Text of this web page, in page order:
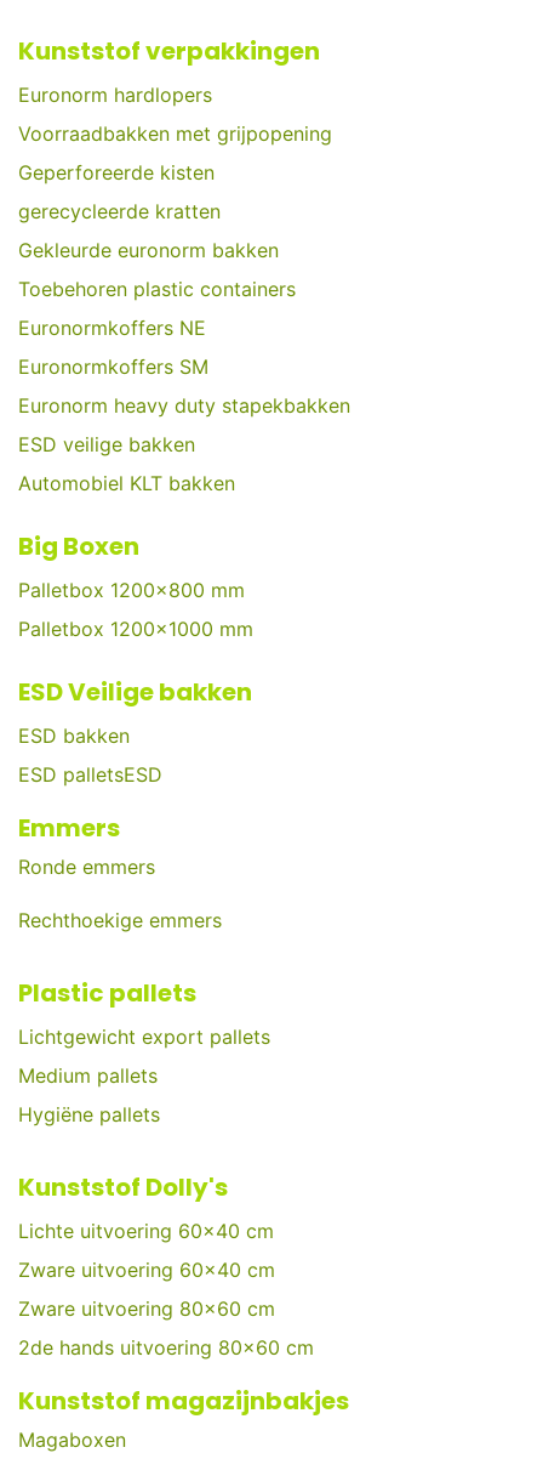
Kunststof verpakkingen
Euronorm hardlopers
Voorraadbakken met grijpopening
Geperforeerde kisten
gerecycleerde kratten
Gekleurde euronorm bakken
Toebehoren plastic containers
Euronormkoffers NE
Euronormkoffers SM
Euronorm heavy duty stapekbakken
ESD veilige bakken
Automobiel KLT bakken
Big Boxen
Palletbox 1200x800 mm
Palletbox 1200x1000 mm
ESD Veilige bakken
ESD bakken
ESD palletsESD
Emmers
Ronde emmers
Rechthoekige emmers
Plastic pallets
Lichtgewicht export pallets
Medium pallets
Hygiëne pallets
Kunststof Dolly's
Lichte uitvoering 60x40 cm
Zware uitvoering 60x40 cm
Zware uitvoering 80x60 cm
2de hands uitvoering 80x60 cm
Kunststof magazijnbakjes
Magaboxen